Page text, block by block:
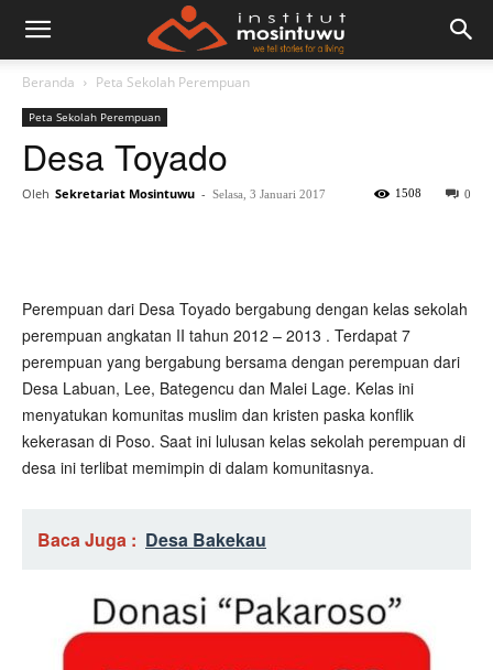
Beranda Peta Sekolah Perempuan
Peta Sekolah Perempuan
Desa Toyado
Oleh Sekretariat Mosintuwu - Selasa, 3 Januari 2017 0
1508
Perempuan dari Desa Toyado bergabung dengan kelas sekolah
perempuan angkatan II tahun 2012 – 2013 . Terdapat 7
perempuan yang bergabung bersama dengan perempuan dari
Desa Labuan, Lee, Bategencu dan Malei Lage. Kelas ini
menyatukan komunitas muslim dan kristen paska konflik
kekerasan di Poso. Saat ini lulusan kelas sekolah perempuan di
desa ini terlibat memimpin di dalam komunitasnya.
Baca Juga : Desa Bakekau